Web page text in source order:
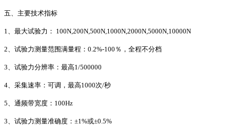
五、主要技术指标
1、最大试验力： 100N,200N,500N,1000N,2000N,5000N,10000N
2、试验力测量范围满量程：0.2%-100％，全程不分档
3、试验力分辨率：最高1/500000
4、采集速率：可调，最高1000次/秒
5、通频带宽度：100Hz
3、试验力测量准确度：±1%或±0.5%